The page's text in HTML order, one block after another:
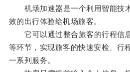
机场加速器是一个利用智能技
效的出行体验给机场旅客。
它可以通过整合旅客的行程信
等环节，实现旅客的快速安检、行
一系列服务。